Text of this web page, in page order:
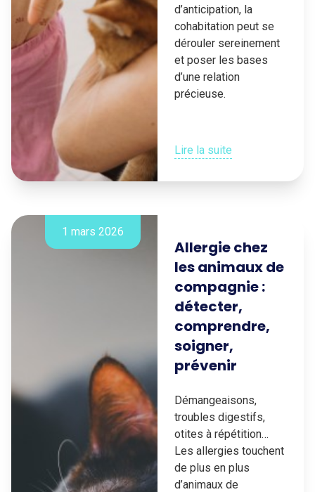
d’anticipation, la
cohabitation peut se
dérouler sereinement
et poser les bases
d’une relation
précieuse.
Lire la suite
1 mars 2026
Allergie chez
les animaux de
compagnie :
détecter,
comprendre,
soigner,
prévenir
Démangeaisons,
troubles digestifs,
otites à répétition…
Les allergies touchent
de plus en plus
d’animaux de